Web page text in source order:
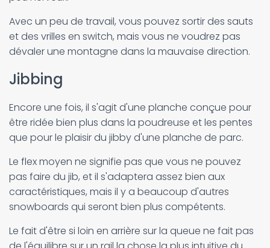
Avec un peu de travail, vous pouvez sortir des sauts
et des vrilles en switch, mais vous ne voudrez pas
dévaler une montagne dans la mauvaise direction.
Jibbing
Encore une fois, il s'agit d'une planche conçue pour
être ridée bien plus dans la poudreuse et les pentes
que pour le plaisir du jibby d'une planche de parc.
Le flex moyen ne signifie pas que vous ne pouvez
pas faire du jib, et il s'adaptera assez bien aux
caractéristiques, mais il y a beaucoup d'autres
snowboards qui seront bien plus compétents.
Le fait d'être si loin en arrière sur la queue ne fait pas